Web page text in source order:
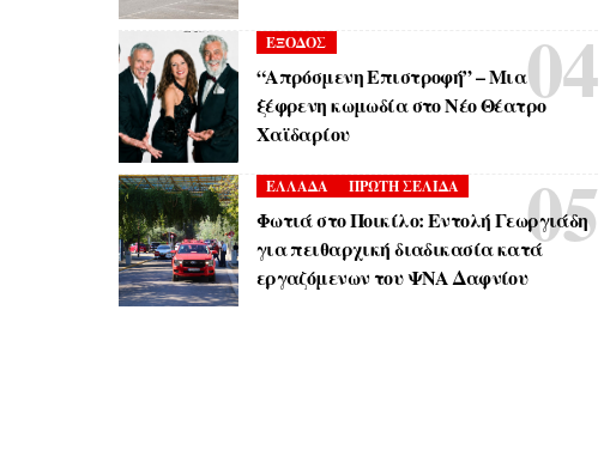
ΕΞΟΔΟΣ
“Απρόσμενη Επιστροφή” – Μια
ξέφρενη κωμωδία στο Νέο Θέατρο
Χαϊδαρίου
ΕΛΛΑΔΑ ΠΡΩΤΗ ΣΕΛΙΔΑ
Φωτιά στο Ποικίλο: Εντολή Γεωργιάδη
για πειθαρχική διαδικασία κατά
εργαζόμενων του ΨΝΑ Δαφνίου